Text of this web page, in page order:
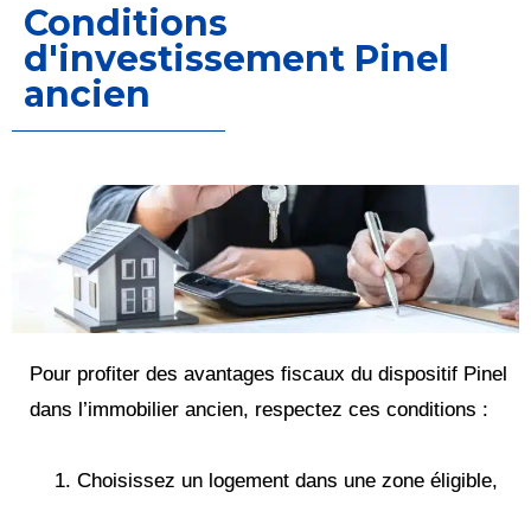
Conditions
d'investissement Pinel
ancien
Pour profiter des avantages fiscaux du dispositif Pinel
dans l’immobilier ancien, respectez ces conditions :
Choisissez un logement dans une zone éligible,